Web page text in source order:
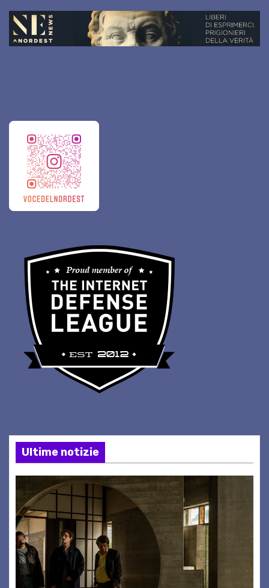
Ultime notizie